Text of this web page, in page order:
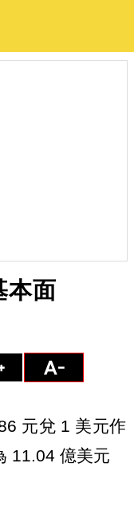
本面
元兌 1 美元作
11.04 億美元